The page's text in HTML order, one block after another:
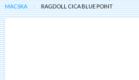
MACSKA
RAGDOLL CICA BLUE POINT